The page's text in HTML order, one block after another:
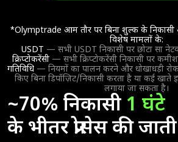
*Olymptrade आम तौर पर बिना शुल्क के
विशेष मामलों के:
USDT — सभी USDT निकासी पर छोटा सा
क्रिप्टोकरेंसी — सभी क्रिप्टोकरेंसी निकासी पर
गतिविधि — नियमों का पालन करने और धोखाधड़ी
किए बिना डिपॉज़िट/निकासी करता है या कई
लगाया जा सकता है।
~70% निकासी 1 घंटे
के भीतर प्रोसेस की